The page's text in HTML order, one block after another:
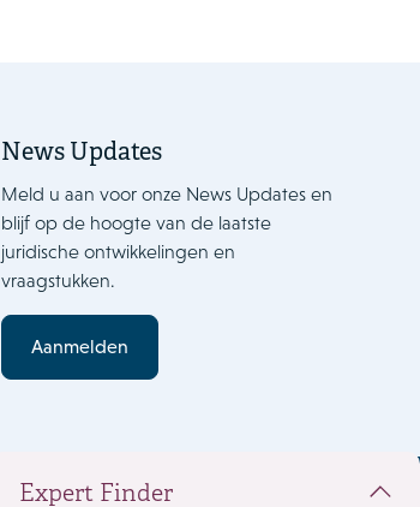
News Updates
Meld u aan voor onze News Updates en
blijf op de hoogte van de laatste
juridische ontwikkelingen en
vraagstukken.
Aanmelden
Expert Finder